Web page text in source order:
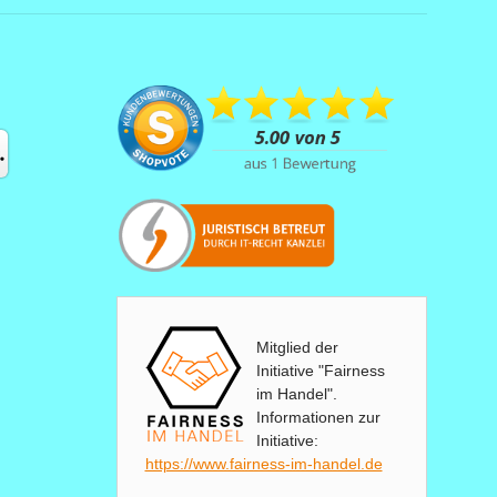
Mitglied der
Initiative "Fairness
im Handel".
Informationen zur
Initiative:
https://www.fairness-im-handel.de